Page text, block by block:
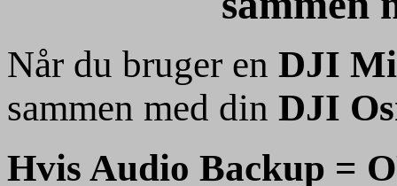
Når du bruger en DJI
sammen med din DJI
Hvis Audio Backup =